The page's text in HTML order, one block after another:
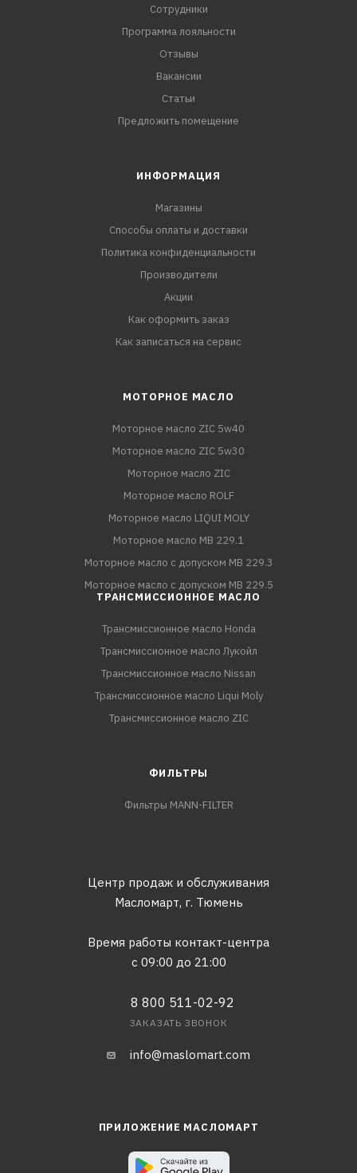
Сотрудники
Программа лояльности
Отзывы
Вакансии
Статьи
Предложить помещение
ИНФОРМАЦИЯ
Магазины
Способы оплаты и доставки
Политика конфиденциальности
Производители
Акции
Как оформить заказ
Как записаться на сервис
МОТОРНОЕ МАСЛО
Моторное масло ZIC 5w40
Моторное масло ZIC 5w30
Моторное масло ZIC
Моторное масло ROLF
Моторное масло LIQUI MOLY
Моторное масло MB 229.1
Моторное масло с допуском MB 229.3
Моторное масло с допуском MB 229.5
ТРАНСМИССИОННОЕ МАСЛО
Трансмиссионное масло Honda
Трансмиссионное масло Лукойл
Трансмиссионное масло Nissan
Трансмиссионное масло Liqui Moly
Трансмиссионное масло ZIC
ФИЛЬТРЫ
Фильтры MANN-FILTER
Центр продаж и обслуживания
Масломарт, г. Тюмень
Время работы контакт-центра
с 09:00 до 21:00
8 800 511-02-92
ЗАКАЗАТЬ ЗВОНОК
info@maslomart.com
ПРИЛОЖЕНИЕ МАСЛОМАРТ